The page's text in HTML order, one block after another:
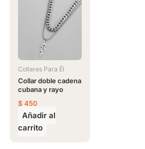
Collares Para Él
Collar doble cadena
cubana y rayo
$ 450
Añadir al
carrito